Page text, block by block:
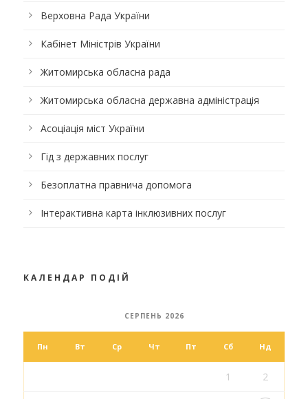
Верховна Рада України
Кабінет Міністрів України
Житомирська обласна рада
Житомирська обласна державна адміністрація
Асоціація міст України
Гід з державних послуг
Безоплатна правнича допомога
Інтерактивна карта інклюзивних послуг
КАЛЕНДАР ПОДІЙ
СЕРПЕНЬ 2026
Пн Вт Ср Чт Пт Сб Нд
1 2